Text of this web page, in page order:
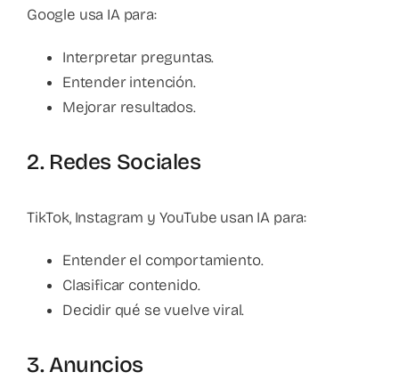
Google usa IA para:
Interpretar preguntas.
Entender intención.
Mejorar resultados.
2. Redes Sociales
TikTok, Instagram y YouTube usan IA para:
Entender el comportamiento.
Clasificar contenido.
Decidir qué se vuelve viral.
3. Anuncios